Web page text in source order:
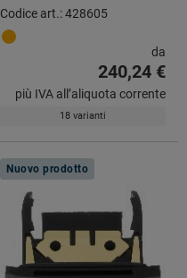
Codice art.: 428605
da
240,24 €
più IVA all’aliquota corrente
18 varianti
Nuovo prodotto